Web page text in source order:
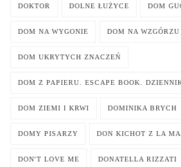
DOKTOR DOLNE ŁUŻYCE DOM
DOM NA WYGONIE DOM NA WZGÓRZU
DOM UKRYTYCH ZNACZEŃ
DOM Z PAPIERU. ESCAPE BOOK.
DOM ZIEMI I KRWI DOMINIKA BRYCH
DOMY PISARZY DON KICHOT Z LA
DON'T LOVE ME DONATELLA RIZZATI